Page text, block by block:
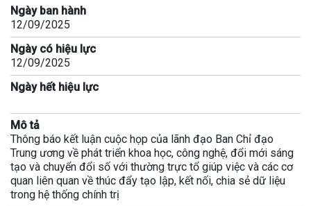
Ngày ban hành
12/09/2025
Ngày có hiệu lực
12/09/2025
Ngày hết hiệu lực
Mô tả
Thông báo kết luận cuộc họp của lãnh đạo Ban Chỉ đạo
Trung ương về phát triển khoa học, công nghệ, đổi mới sáng
tạo và chuyển đổi số với thường trực tổ giúp việc và các cơ
quan liên quan về thúc đẩy tạo lập, kết nối, chia sẻ dữ liệu
trong hệ thống chính trị